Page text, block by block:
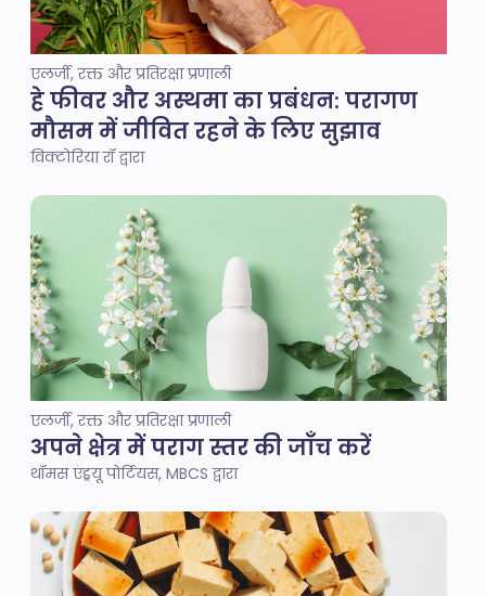
एलर्जी, रक्त और प्रतिरक्षा प्रणाली
हे फीवर और अस्थमा का प्रबंधन: परागण
मौसम में जीवित रहने के लिए सुझाव
विक्टोरिया रॉ द्वारा
एलर्जी, रक्त और प्रतिरक्षा प्रणाली
अपने क्षेत्र में पराग स्तर की जाँच करें
थॉमस एंड्रयू पोर्टियस, MBCS द्वारा